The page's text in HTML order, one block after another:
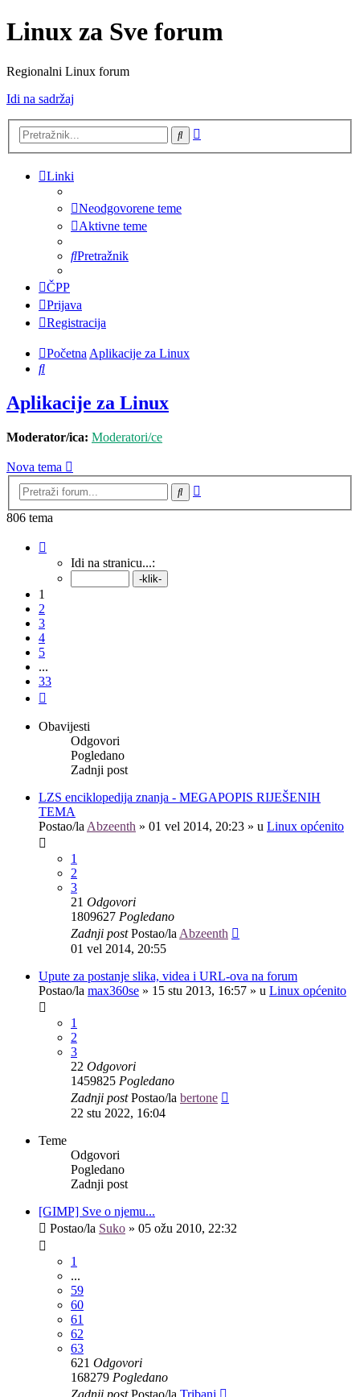
Linux za Sve forum
Regionalni Linux forum
Idi na sadržaj
Pretražnik
Linki
Neodgovorene teme
Aktivne teme
Pretražnik
ČPP
Prijava
Registracija
PočetnaAplikacije za Linux
Pretražnik
Aplikacije za Linux
Moderator/ica: Moderatori/ce
Nova tema
Pretražnik
806 tema
33 .Idi na stranicu...:
1
2
3
4
5
...
33
Obavijesti
Odgovori
Pogledano
Zadnji post
LZS enciklopedija znanja - MEGAPOPIS RIJEŠENIH
TEMA
Postao/la Abzeenth » 01 vel 2014, 20:23 » u Linux općenito
1
2
3
21 Odgovori
1809627 Pogledano
Zadnji postPostao/la Abzeenth
01 vel 2014, 20:55
Upute za postanje slika, videa i URL-ova na forum
Postao/la max360se » 15 stu 2013, 16:57 » u Linux općenito
1
2
3
22 Odgovori
1459825 Pogledano
Zadnji postPostao/la bertone
22 stu 2022, 16:04
Teme
Odgovori
Pogledano
Zadnji post
[GIMP] Sve o njemu...
Postao/la Suko » 05 ožu 2010, 22:32
1
...
59
60
61
62
63
621 Odgovori
168279 Pogledano
Zadnji postPostao/la Tribanj